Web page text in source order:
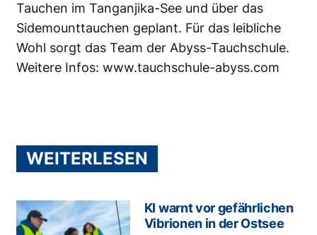
Tauchen im Tanganjika-See und über das
Sidemounttauchen geplant. Für das leibliche
Wohl sorgt das Team der Abyss-Tauchschule.
Weitere Infos: www.tauchschule-abyss.com
WEITERLESEN
KI warnt vor gefährlichen
Vibrionen in der Ostsee